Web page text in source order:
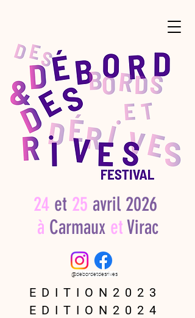
@debordetdesrives
E D I T I O N 2 0 2 3
E D I T I O N 2 0 2 4
24et 25 avril 2026
à Carmaux etVirac